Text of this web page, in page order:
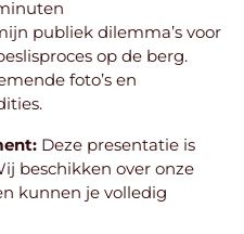
publiek dilemma’s voor
op de berg.
foto’s en
Deze presentatie is
beschikken over onze
kunnen je volledig